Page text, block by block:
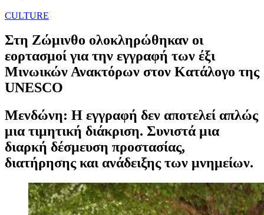
CULTURE
Στη Ζώμινθο ολοκληρώθηκαν οι
εορτασμοί για την εγγραφή των έξι
Μινωικών Ανακτόρων στον Κατάλογο της
UNESCO
Μενδώνη: Η εγγραφή δεν αποτελεί απλώς
μια τιμητική διάκριση. Συνιστά μια
διαρκή δέσμευση προστασίας,
διατήρησης και ανάδειξης των μνημείων.